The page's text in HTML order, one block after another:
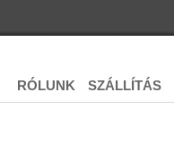
RÓLUNK SZÁLLÍTÁS